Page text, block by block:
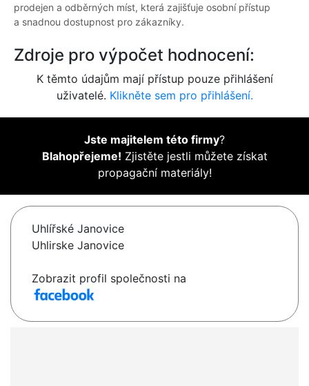
prodejen a odběrných míst, která zajišťuje osobní přístup
a snadnou dostupnost pro zákazníky.
Zdroje pro výpočet hodnocení:
K těmto údajům mají přístup pouze přihlášení
uživatelé. Klikněte sem pro přihlášení.
Jste majitelem této firmy?
Blahopřejeme! Zjistěte jestli můžete získat
propagační materiály!
Uhlířské Janovice
Uhlirske Janovice
Zobrazit profil společnosti na